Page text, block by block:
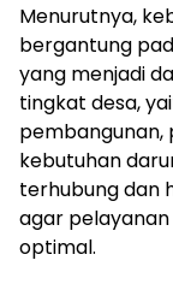
Menurutnya,
bergantung
yang menjadi
tingkat desa,
pembangunan,
kebutuhan
terhubung dan
agar
optimal.